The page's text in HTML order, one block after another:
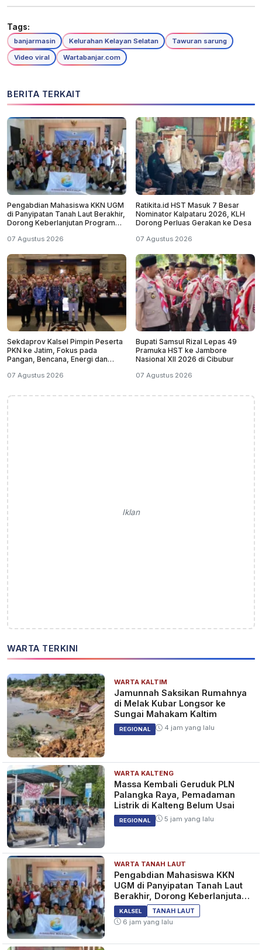
Tags:
banjarmasin Kelurahan Kelayan Selatan
Tawuran sarung
Video viral
Wartabanjar.com
BERITA TERKAIT
Pengabdian Mahasiswa KKN UGM
di Panyipatan Tanah Laut Berakhir,
Dorong Keberlanjutan Program
07 Agustus 2026
Ratikita.id HST Masuk 7 Besar
Nominator Kalpataru 2026, KLH
Dorong Perluas Gerakan ke Desa
07 Agustus 2026
Sekdaprov Kalsel Pimpin Peserta
PKN ke Jatim, Fokus pada
Pangan, Bencana, Energi dan
07 Agustus 2026
Bupati Samsul Rizal Lepas 49
Pramuka HST ke Jambore
Nasional XII 2026 di Cibubur
07 Agustus 2026
Iklan
WARTA TERKINI
WARTA KALTIM
Jamunnah Saksikan Rumahnya
di Melak Kubar Longsor ke
Sungai Mahakam Kaltim
REGIONAL 4 jam yang lalu
WARTA KALTENG
Massa Kembali Geruduk PLN
Palangka Raya, Pemadaman
Listrik di Kalteng Belum Usai
REGIONAL 5 jam yang lalu
WARTA TANAH LAUT
Pengabdian Mahasiswa KKN
UGM di Panyipatan Tanah Laut
Berakhir, Dorong Keberlanjutan
Program Masyarakat
KALSEL
TANAH LAUT
6 jam yang lalu